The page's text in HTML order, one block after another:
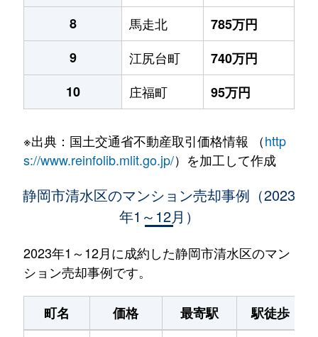
8
馬走北
785万円
9
江尻台町
740万円
10
庄福町 95万円
※出典：国土交通省不動産取引価格情報 （http
s://www.reinfolib.mlit.go.jp/）を加工して作成
静岡市清水区のマンション売却事例（2023
年1～12月）
2023年1～12月に成約した静岡市清水区のマン
ション売却事例です。
町名 価格 最寄駅 駅徒歩